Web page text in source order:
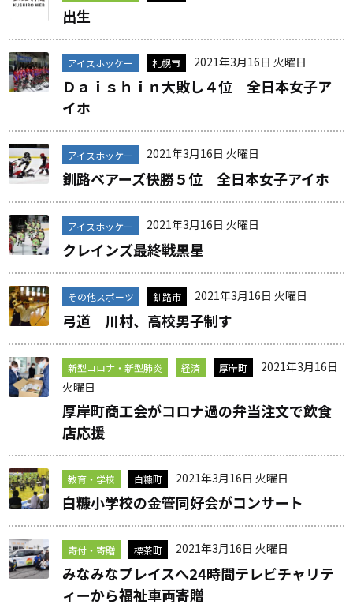
出生
アイスホッケー 札幌市 2021年3月16日 火曜日
Ｄａｉｓｈｉｎ大敗し４位 全日本女子ア
イホ
アイスホッケー 2021年3月16日 火曜日
釧路ベアーズ快勝５位 全日本女子アイホ
アイスホッケー 2021年3月16日 火曜日
クレインズ最終戦黒星
その他スポーツ 釧路市 2021年3月16日 火曜日
弓道 川村、高校男子制す
新型コロナ・新型肺炎 経済 厚岸町
2021年3月16日
火曜日
厚岸町商工会がコロナ過の弁当注文で飲食
店応援
教育・学校 白糠町 2021年3月16日 火曜日
白糠小学校の金管同好会がコンサート
寄付・寄贈 標茶町 2021年3月16日 火曜日
みなみなプレイスへ24時間テレビチャリテ
ィーから福祉車両寄贈